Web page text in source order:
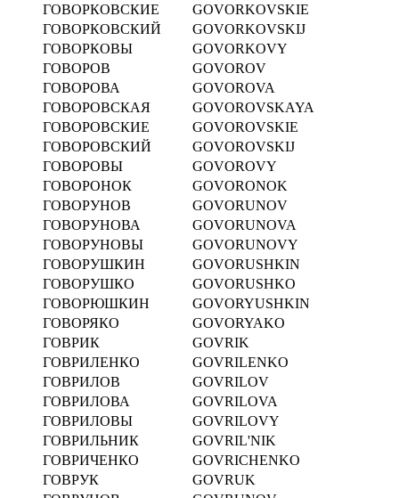
ГОВОРКОВСКИЕ
GOVORKOVSKIE
ГОВОРКОВСКИЙ
GOVORKOVSKIJ
ГОВОРКОВЫ
GOVORKOVY
ГОВОРОВ
GOVOROV
ГОВОРОВА
GOVOROVA
ГОВОРОВСКАЯ
GOVOROVSKAYA
ГОВОРОВСКИЕ
GOVOROVSKIE
ГОВОРОВСКИЙ
GOVOROVSKIJ
ГОВОРОВЫ
GOVOROVY
ГОВОРОНОК
GOVORONOK
ГОВОРУНОВ
GOVORUNOV
ГОВОРУНОВА
GOVORUNOVA
ГОВОРУНОВЫ
GOVORUNOVY
ГОВОРУШКИН
GOVORUSHKIN
ГОВОРУШКО
GOVORUSHKO
ГОВОРЮШКИН
GOVORYUSHKIN
ГОВОРЯКО
GOVORYAKO
ГОВРИК
GOVRIK
ГОВРИЛЕНКО
GOVRILENKO
ГОВРИЛОВ
GOVRILOV
ГОВРИЛОВА
GOVRILOVA
ГОВРИЛОВЫ
GOVRILOVY
ГОВРИЛЬНИК
GOVRIL'NIK
ГОВРИЧЕНКО
GOVRICHENKO
ГОВРУК
GOVRUK